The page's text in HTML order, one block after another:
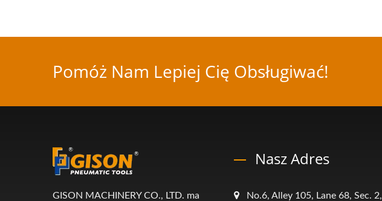
Pomóż Nam Lepiej Cię Obsługiwać!
GISON MACHINERY CO., LTD. ma
Nasz Adres
No.6, Alley 105, Lane 68, Sec. 2,